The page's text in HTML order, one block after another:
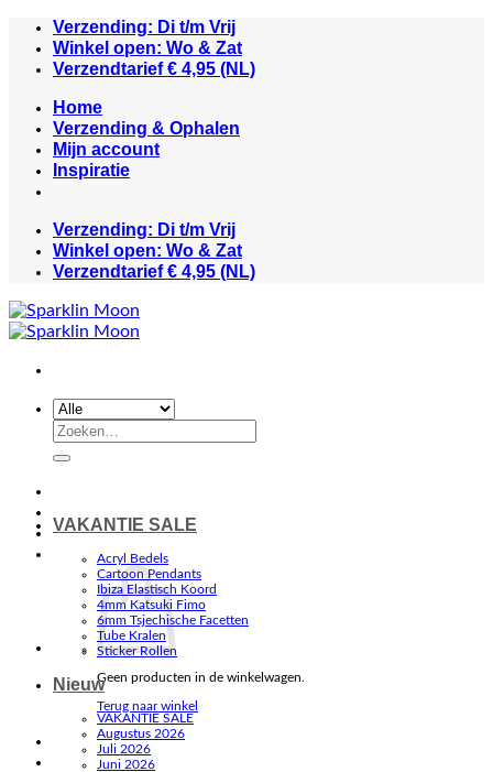
naar
inhoud
Verzending: Di t/m Vrij
Winkel open: Wo & Zat
Verzendtarief € 4,95 (NL)
Home
Verzending & Ophalen
Mijn account
Inspiratie
Verzending: Di t/m Vrij
Winkel open: Wo & Zat
Verzendtarief € 4,95 (NL)
Zoeken
Geen producten in de winkelwagen.
Terug naar winkel
VAKANTIE SALE
Acryl Bedels
Cartoon Pendants
Ibiza Elastisch Koord
4mm Katsuki Fimo
6mm Tsjechische Facetten
Tube Kralen
Sticker Rollen
Nieuw
VAKANTIE SALE
Augustus 2026
Juli 2026
Juni 2026